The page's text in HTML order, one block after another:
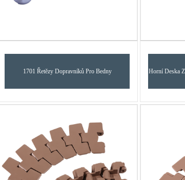
1701 Řetězy Dopravníků Pro Bedny Horní Deska